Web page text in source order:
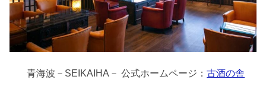
青海波－SEIKAIHA－ 公式ホームページ：古酒の舎